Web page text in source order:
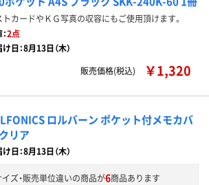
トカードやＫＧ写真の収容にもご使用頂けます。
2点
日：8月13日（木）
販売価格(税込)
￥1,320
ロルバーン ポケット付メモカバ
リア
日：8月13日（木）
イズ・販売単位違いの商品が6商品あります